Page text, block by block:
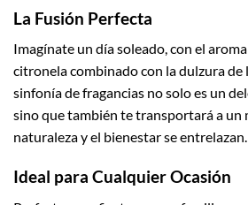
La Fusión Perfecta
Imagínate un día soleado, con el
citronela combinado con la dulzura de
sinfonía de fragancias no solo es un
sino que también te transportará a un
naturaleza y el bienestar se entrelazan.
Ideal para Cualquier Ocasión